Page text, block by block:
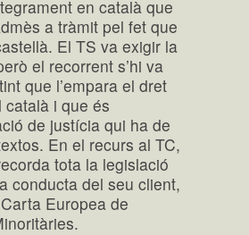
en català que
a tràmit pel fet que
El TS va exigir la
el recorrent s’hi va
que l’empara el dret
català i que és
de justícia qui ha de
En el recurs al TC,
tota la legislació
conducta del seu client,
Europea de